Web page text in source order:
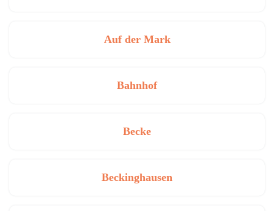
Auf der Mark
Bahnhof
Becke
Beckinghausen